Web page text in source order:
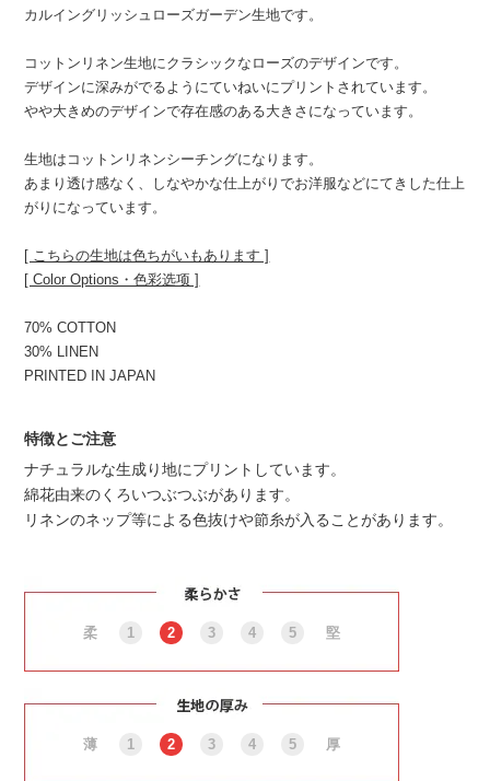
カルイングリッシュローズガーデン生地です。
コットンリネン生地にクラシックなローズのデザインです。
デザインに深みがでるようにていねいにプリントされています。
やや大きめのデザインで存在感のある大きさになっています。
生地はコットンリネンシーチングになります。
あまり透け感なく、しなやかな仕上がりでお洋服などにてきした仕上
がりになっています。
[ こちらの生地は色ちがいもあります ]
[ Color Options・色彩选项 ]
70% COTTON
30% LINEN
PRINTED IN JAPAN
特徴とご注意
ナチュラルな生成り地にプリントしています。
綿花由来のくろいつぶつぶがあります。
リネンのネップ等による色抜けや節糸が入ることがあります。
柔 1 2 3 4 5 堅
薄 1 2 3 4 5 厚